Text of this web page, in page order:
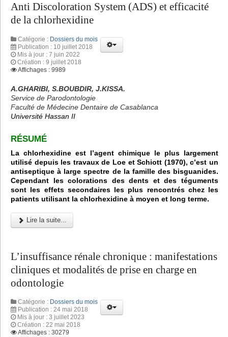
Anti Discoloration System (ADS) et efficacité
de la chlorhexidine
Catégorie : Dossiers du mois
Publication : 10 juillet 2018
Mis à jour : 7 juin 2022
Création : 9 juillet 2018
Affichages : 9989
A.GHARIBI, S.BOUBDIR, J.KISSA.
Service de Parodontologie
Faculté de Médecine Dentaire de Casablanca
Université Hassan II
RÉSUMÉ
La chlorhexidine est l’agent chimique le plus largement
utilisé depuis les travaux de Loe et Schiott (1970), c’est un
antiseptique à large spectre de la famille des bisguanides.
Cependant les colorations des dents et des téguments
sont les effets secondaires les plus rencontrés chez les
patients utilisant la chlorhexidine à moyen et long terme.
Lire la suite...
L’insuffisance rénale chronique : manifestations
cliniques et modalités de prise en charge en
odontologie
Catégorie : Dossiers du mois
Publication : 24 mai 2018
Mis à jour : 3 juillet 2023
Création : 22 mai 2018
Affichages : 30279